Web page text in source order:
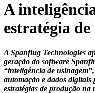
A
estratégia
A Spanflug Technologies
geração do software
“inteligência de
automação e dados digitais
estratégias de produção na